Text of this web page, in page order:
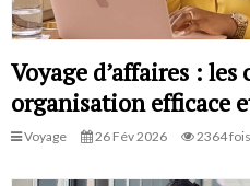
Voyage d’affaires : les
organisation efficace
Voyage 26 Fév 2026 2364 fois